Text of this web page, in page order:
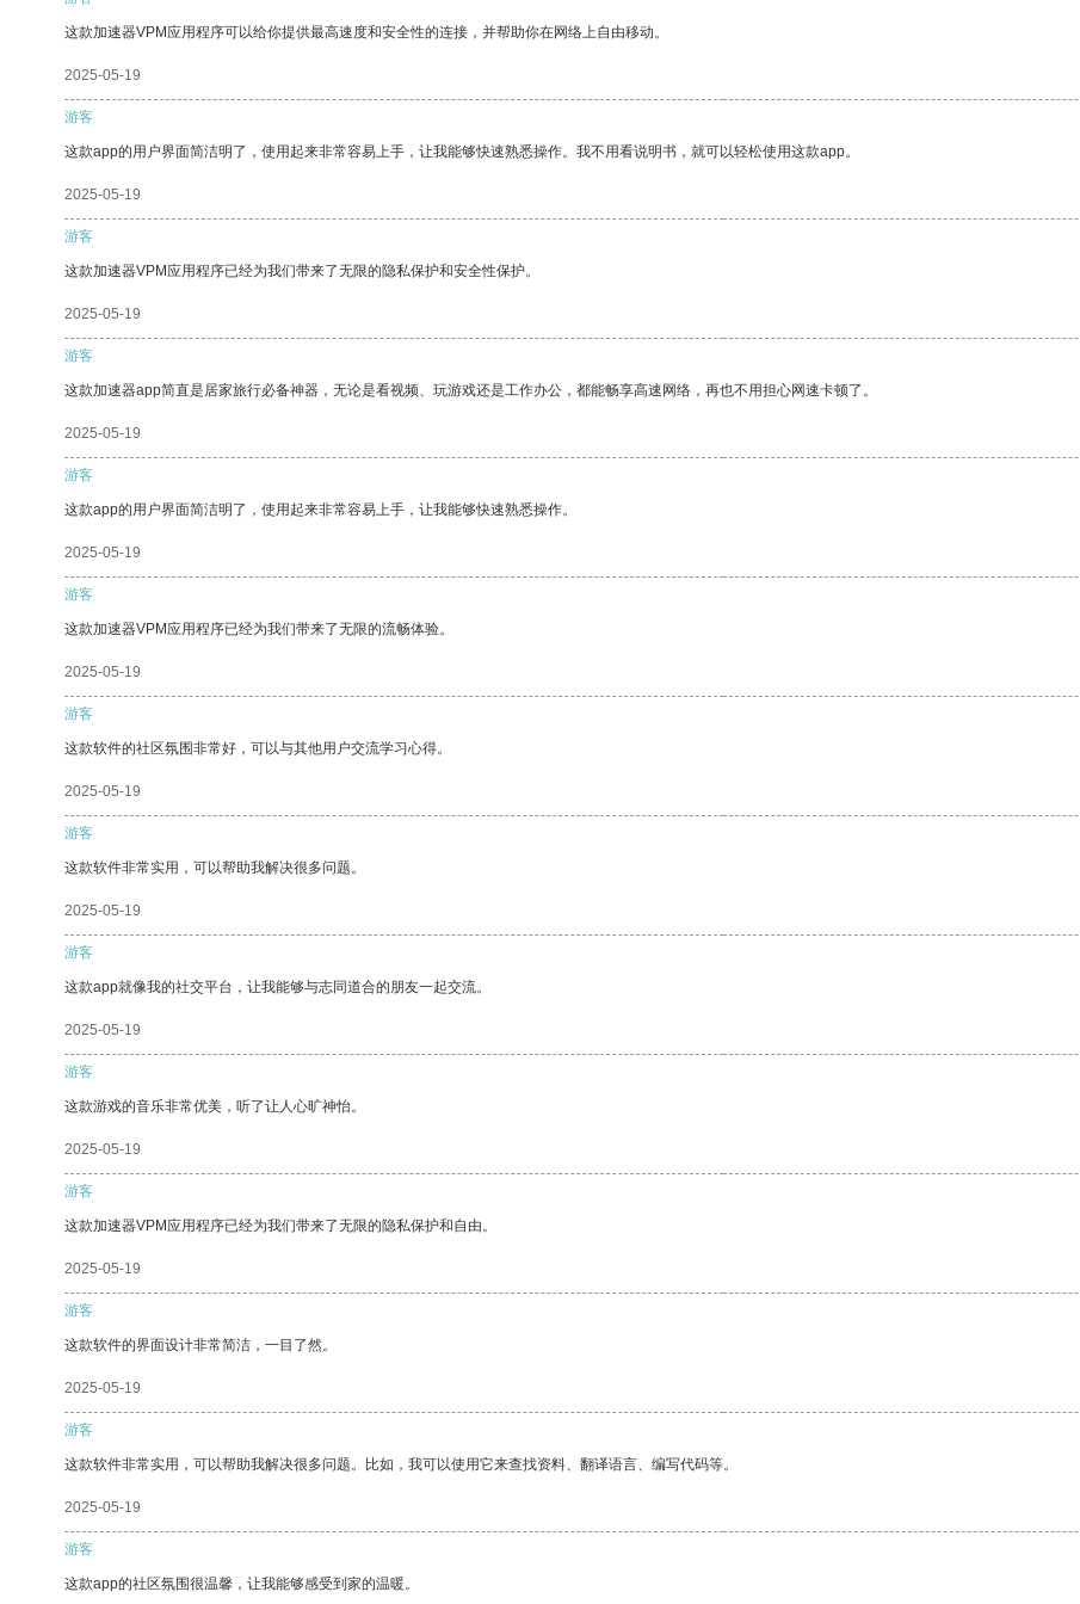
这款加速器VPM应用程序可以给你提供最高速度和安全性的连接，并帮助你在网络上自由移动。
2025-05-19
游客
这款app的用户界面简洁明了，使用起来非常容易上手，让我能够快速熟悉操作。我不用看说明书，就可以轻松使用这款app。
2025-05-19
游客
这款加速器VPM应用程序已经为我们带来了无限的隐私保护和安全性保护。
2025-05-19
游客
这款加速器app简直是居家旅行必备神器，无论是看视频、玩游戏还是工作办公，都能畅享高速网络，再也不用担心网速卡顿了。
2025-05-19
游客
这款app的用户界面简洁明了，使用起来非常容易上手，让我能够快速熟悉操作。
2025-05-19
游客
这款加速器VPM应用程序已经为我们带来了无限的流畅体验。
2025-05-19
游客
这款软件的社区氛围非常好，可以与其他用户交流学习心得。
2025-05-19
游客
这款软件非常实用，可以帮助我解决很多问题。
2025-05-19
游客
这款app就像我的社交平台，让我能够与志同道合的朋友一起交流。
2025-05-19
游客
这款游戏的音乐非常优美，听了让人心旷神怡。
2025-05-19
游客
这款加速器VPM应用程序已经为我们带来了无限的隐私保护和自由。
2025-05-19
游客
这款软件的界面设计非常简洁，一目了然。
2025-05-19
游客
这款软件非常实用，可以帮助我解决很多问题。比如，我可以使用它来查找资料、翻译语言、编写代码等。
2025-05-19
游客
这款app的社区氛围很温馨，让我能够感受到家的温暖。